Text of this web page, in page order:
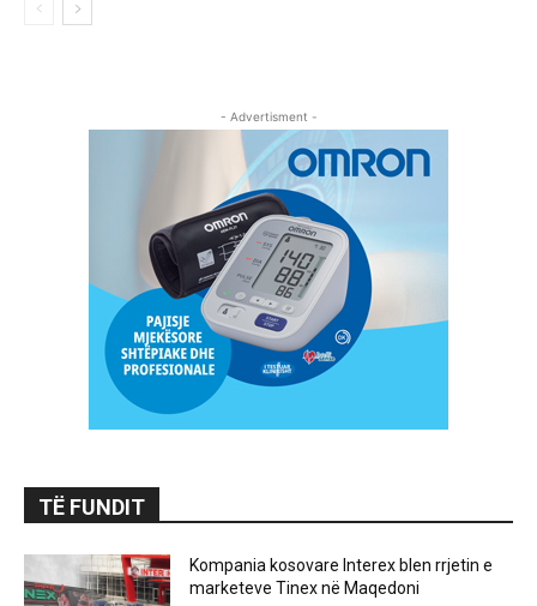
- Advertisment -
TË FUNDIT
Kompania kosovare Interex blen rrjetin e
marketeve Tinex në Maqedoni